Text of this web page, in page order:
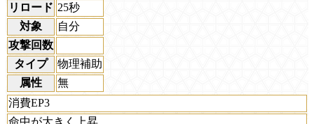
リロード 25秒
対象
自分
攻撃回数
タイプ
物理補助
属性
無
消費EP3
命中が大きく上昇